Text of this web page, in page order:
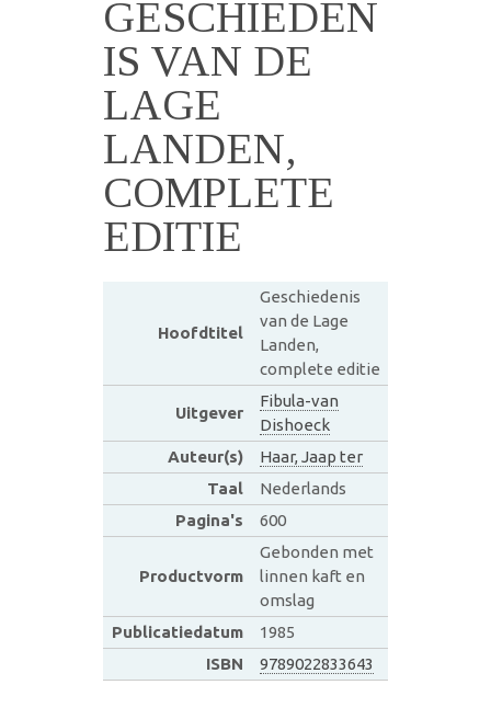
GESCHIEDEN
IS VAN DE
LAGE
LANDEN,
COMPLETE
EDITIE
Hoofdtitel
Geschiedenis
van de Lage
Landen,
complete editie
Uitgever
Fibula-van
Dishoeck
Auteur(s)
Haar, Jaap ter
Taal
Nederlands
Pagina's
600
Productvorm
Gebonden met
linnen kaft en
omslag
Publicatiedatum
1985
ISBN
9789022833643